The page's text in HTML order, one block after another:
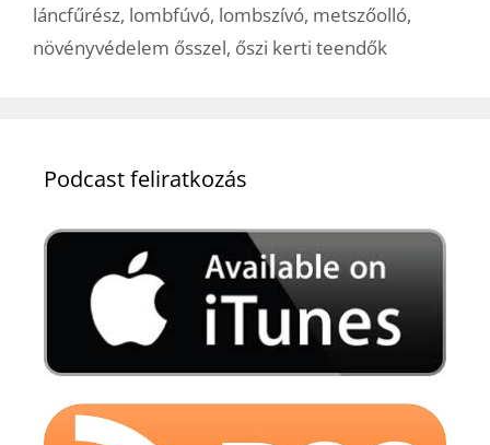
láncfűrész, lombfúvó, lombszívó, metszőolló,
növényvédelem ősszel, őszi kerti teendők
Podcast feliratkozás